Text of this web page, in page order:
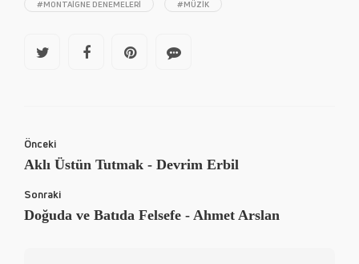
#MONTAIGNE DENEMELERI #MÜZIK
Önceki
Aklı Üstün Tutmak - Devrim Erbil
Sonraki
Doğuda ve Batıda Felsefe - Ahmet Arslan